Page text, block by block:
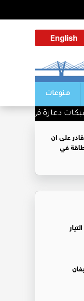
English
منوعات
دعارة في شارع
على ان
في